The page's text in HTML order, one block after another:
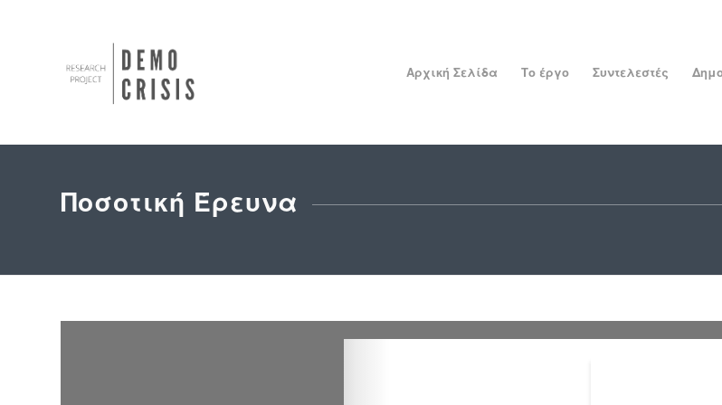
Αρχική Σελίδα Το έργο Συντελεστές
Ποσοτική Έρευνα